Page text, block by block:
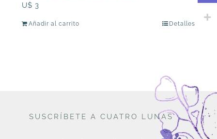
U$ 3
Añadir al carrito Detalles
SUSCRÍBETE A CUATRO LUNAS